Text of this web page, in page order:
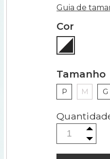
Guia de
Cor
Tamanho
P M G